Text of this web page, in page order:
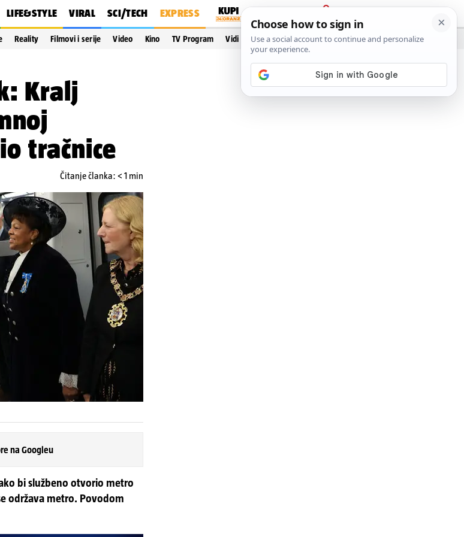
LIFE&STYLE VIRAL SCI/TECH EXPRESS
PRIJAVA
Reality Filmovi i serije Video Kino TV Program Vidi još…
Kralj
tračnice
Čitanje članka: < 1 min
na Googleu
bi službeno otvorio metro
održava metro. Povodom